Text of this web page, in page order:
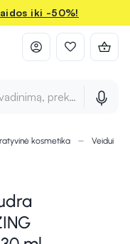
iki -50%!
prekės ženklą ir
kosmetika Veidui